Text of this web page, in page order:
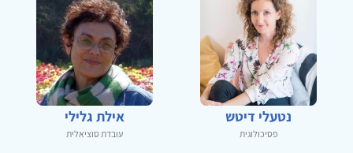
נטעלי דיטש
פסיכולוגית
אילת גלילי
עובדת סוציאלית